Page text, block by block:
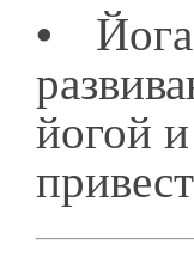
•
йогой